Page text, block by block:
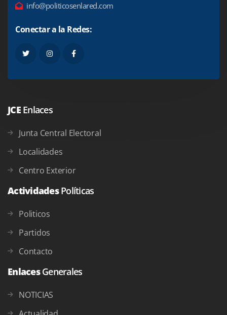
info@politicosenlared.com
Conectar a la Redes:
JCE Enlaces
Junta Central Electoral
Localidades
Centro Exterior
ActividadesPolíticas
Politicos
Partidos
Contacto
EnlacesGenerales
NOTICIAS